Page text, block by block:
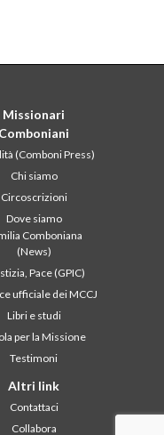
Missionari
Comboniani
(Comboni Press)
Chi siamo
Circoscrizioni
Dove siamo
Comboniana
(News)
Pace (GPIC)
ufficiale dei MCCJ
Libri e studi
per la Missione
Testimoni
Altri link
Contattaci
Collabora